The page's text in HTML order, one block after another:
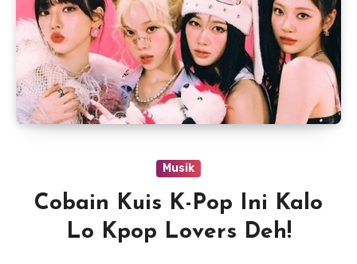
Musik
Cobain Kuis K-Pop Ini Kalo
Lo Kpop Lovers Deh!